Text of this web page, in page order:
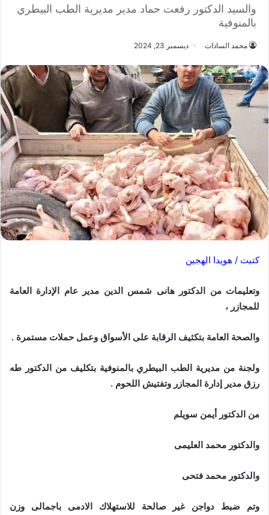
والسيد الدكتور رفعت حماد مدير مديرية الطب البيطري
بالمنوفية
محمد السادات ديسمبر 23, 2024
كتبت / هويدا الهجين
وتعليمات من الدكتور هانى شمس الدين مدير عام الإدارة العامة
للمجازر ،
والصحة العامة بتكثيف الرقابة على الأسواق وعمل حملات مستمرة .
ولجنة من مديرية الطب البيطري بالمنوفية بتكليف من الدكتور طه
رزق مدير إدارة المجازر وتفتيش اللحوم .
من الدكتور أيمن سويلم
والدكتور محمد العليمى
والدكتور محمد فتحى
وتم ضبط دواجن غير صالحة للاستهلاك الادمى باجمالى وزن